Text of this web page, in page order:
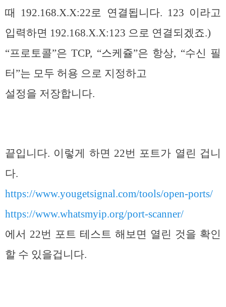
때 192.168.X.X:22로 연결됩니다. 123 이라고
입력하면 192.168.X.X:123 으로 연결되겠죠.)
“프로토콜”은 TCP, “스케쥴”은 항상, “수신 필
터”는 모두 허용 으로 지정하고
설정을 저장합니다.
끝입니다. 이렇게 하면 22번 포트가 열린 겁니
다.
https://www.yougetsignal.com/tools/open-ports/
https://www.whatsmyip.org/port-scanner/
에서 22번 포트 테스트 해보면 열린 것을 확인
할 수 있을겁니다.